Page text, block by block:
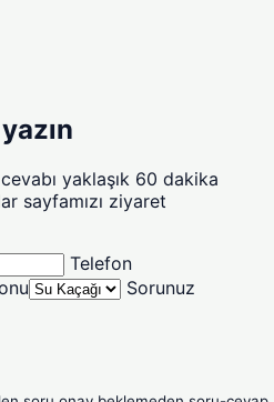
yaklaşık 60 dakika
sayfamızı ziyaret
Telefon
Sorunuz